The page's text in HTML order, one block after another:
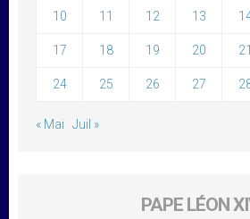
10 11 12 13
17 18 19 20 21
24 25 26 27
« Mai Juil »
PAPE LÉON